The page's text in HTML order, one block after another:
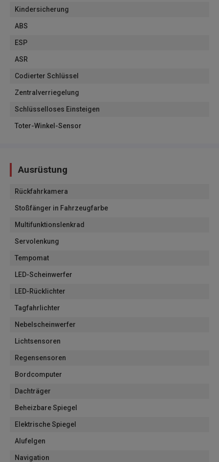
Kindersicherung
ABS
ESP
ASR
Codierter Schlüssel
Zentralverriegelung
Schlüsselloses Einsteigen
Toter-Winkel-Sensor
Ausrüstung
Rückfahrkamera
Stoßfänger in Fahrzeugfarbe
Multifunktionslenkrad
Servolenkung
Tempomat
LED-Scheinwerfer
LED-Rücklichter
Tagfahrlichter
Nebelscheinwerfer
Lichtsensoren
Regensensoren
Bordcomputer
Dachträger
Beheizbare Spiegel
Elektrische Spiegel
Alufelgen
Navigation